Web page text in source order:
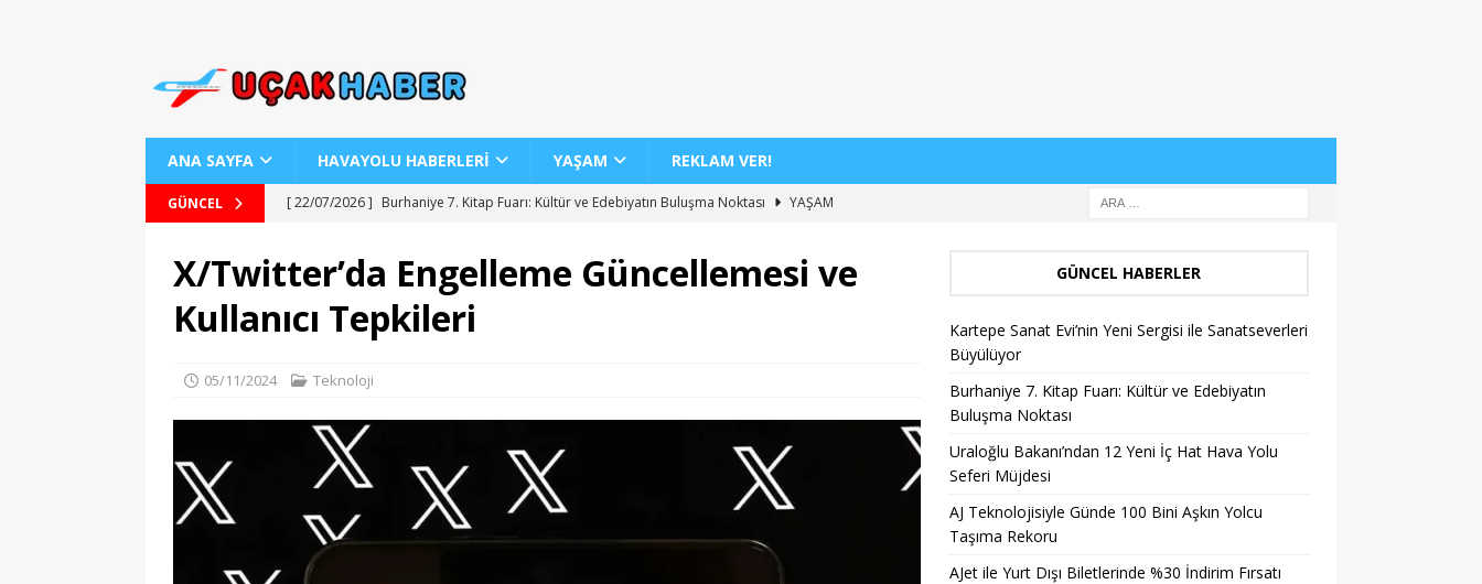
ANA SAYFA HAVAYOLU HABERLERİ YAŞAM REKLAM VER!
GÜNCEL [ 22/07/2026 ] Burhaniye 7. Kitap Fuarı: Kültür ve Edebiyatın Buluşma Noktası
YAŞAM
[ 22/07/2026 ] AJ Teknolojisiyle Günde 100 Bini Aşkın Yolcu Taşıma Rekoru
AJET
[ 22/07/2026 ] AJet ile Yurt Dışı Biletlerinde %30 İndirim Fırsatı
X/Twitter’da Engelleme Güncellemesi ve
Kullanıcı Tepkileri
05/11/2024 Teknoloji
GÜNCEL HABERLER
Kartepe Sanat Evi’nin Yeni Sergisi ile Sanatseverleri
Büyülüyor
Burhaniye 7. Kitap Fuarı: Kültür ve Edebiyatın
Buluşma Noktası
Uraloğlu Bakanı’ndan 12 Yeni İç Hat Hava Yolu
Seferi Müjdesi
AJ Teknolojisiyle Günde 100 Bini Aşkın Yolcu
Taşıma Rekoru
AJet ile Yurt Dışı Biletlerinde %30 İndirim Fırsatı